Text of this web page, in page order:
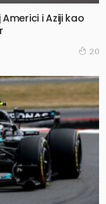
i Aziji kao
20